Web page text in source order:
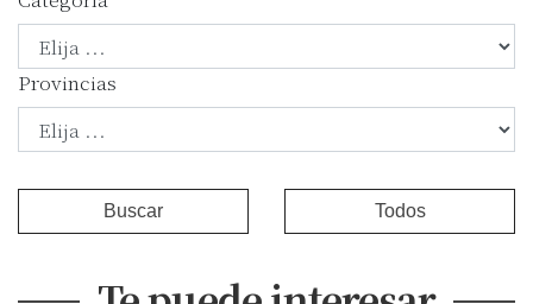
Provincias
Buscar Todos